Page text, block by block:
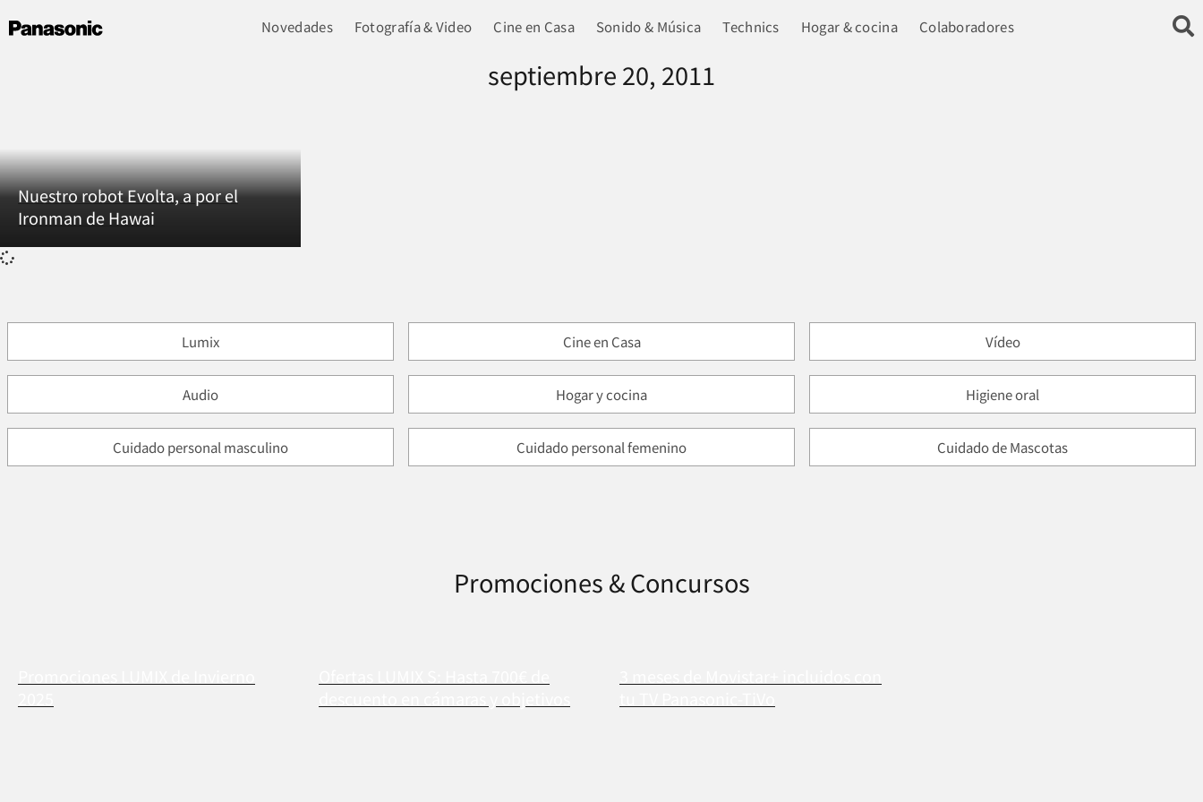
Novedades Fotografía & Video Cine en Casa Sonido & Música Technics Hogar & cocina Colaboradores
septiembre 20, 2011
Nuestro robot Evolta, a por el
Ironman de Hawai
Lumix Cine en Casa Vídeo
Audio Hogar y cocina Higiene oral
Cuidado personal masculino Cuidado personal femenino Cuidado de Mascotas
Promociones & Concursos